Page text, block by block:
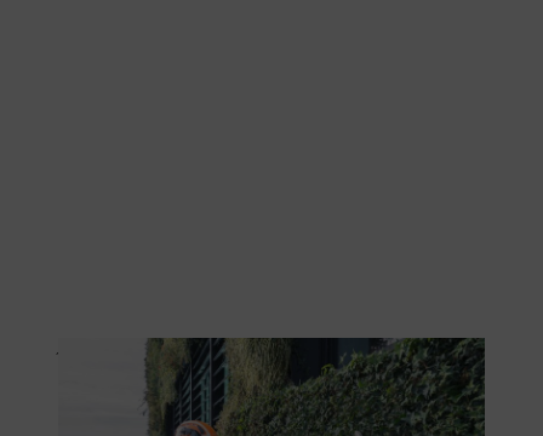
Ένας αποδοτικός φραχτοκόπτης είναι ιδανικός για τη φροντίδα του